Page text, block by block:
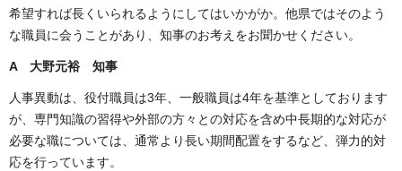
希望すれば長くいられるようにしてはいかがか。他県ではそのよう
な職員に会うことがあり、知事のお考えをお聞かせください。
A 大野元裕 知事
人事異動は、役付職員は3年、一般職員は4年を基準としております
が、専門知識の習得や外部の方々との対応を含め中長期的な対応が
必要な職については、通常より長い期間配置をするなど、弾力的対
応を行っています。